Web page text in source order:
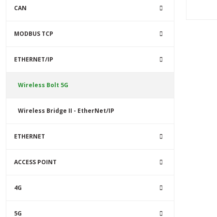
CAN
MODBUS TCP
ETHERNET/IP
Wireless Bolt 5G
Wireless Bridge II - EtherNet/IP
ETHERNET
ACCESS POINT
4G
5G
süresi,
yüksek